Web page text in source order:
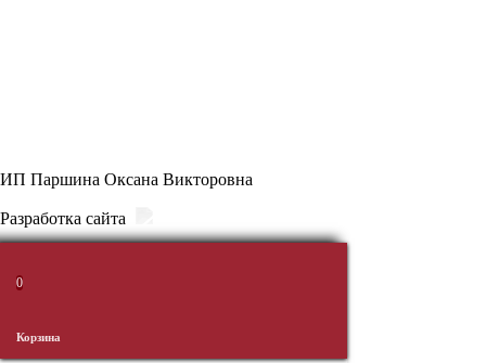
ИП Паршина Оксана Викторовна
Разработка сайта
0